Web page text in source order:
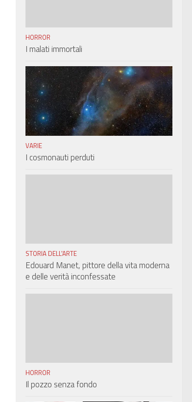
HORROR
I malati immortali
VARIE
I cosmonauti perduti
STORIA DELL'ARTE
Edouard Manet, pittore della vita moderna
e delle verità inconfessate
HORROR
Il pozzo senza fondo